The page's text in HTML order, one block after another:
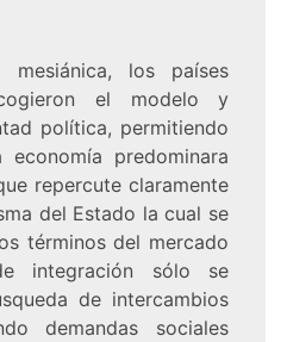
mesiánica, los países
el modelo y
política, permitiendo
predominara
repercute claramente
del Estado la cual se
términos del mercado
integración sólo se
de intercambios
demandas sociales